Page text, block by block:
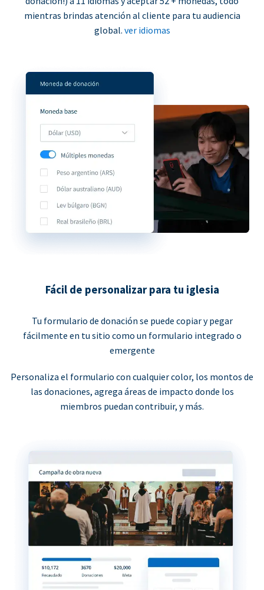
mientras brindas atención al cliente para tu audiencia
global. ver idiomas
Fácil de personalizar para tu iglesia
Tu formulario de donación se puede copiar y pegar
fácilmente en tu sitio como un formulario integrado o
emergente
Personaliza el formulario con cualquier color, los montos de
las donaciones, agrega áreas de impacto donde los
miembros puedan contribuir, y más.